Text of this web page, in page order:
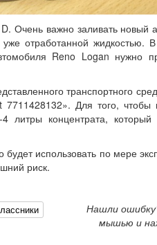
Очень важно заливать новый
отработанной жидкостью.
Reno Logan нужно
транспортного
Для того, чтобы
литры концентрата,
использовать по мере
риск.
Нашли
мышью и